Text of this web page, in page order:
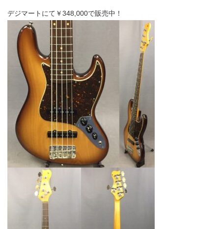
デジマートにて￥348,000で販売中！